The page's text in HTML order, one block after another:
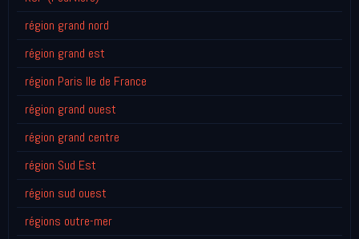
région grand nord
région grand est
région Paris Ile de France
région grand ouest
région grand centre
région Sud Est
région sud ouest
régions outre-mer